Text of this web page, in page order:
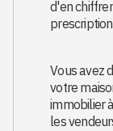
d'en
Vous avez
votre
immobilier
les